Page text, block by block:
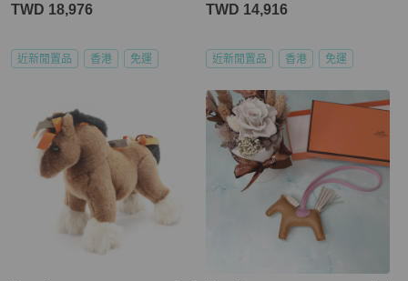
TWD 18,976
近新閒置品 香港 免運
TWD 14,916
近新閒置品 香港 免運